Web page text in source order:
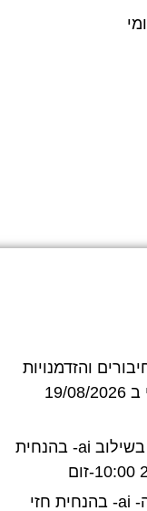
והזדמנויות
בהנחית מננה מירילאשוילי ב 19/08/2026
סדנא- הכנה לראיון עבודה בשילוב ai- בהנחית
סדנא- עולם עבודה בעידן ה- ai- בהנחית חזי